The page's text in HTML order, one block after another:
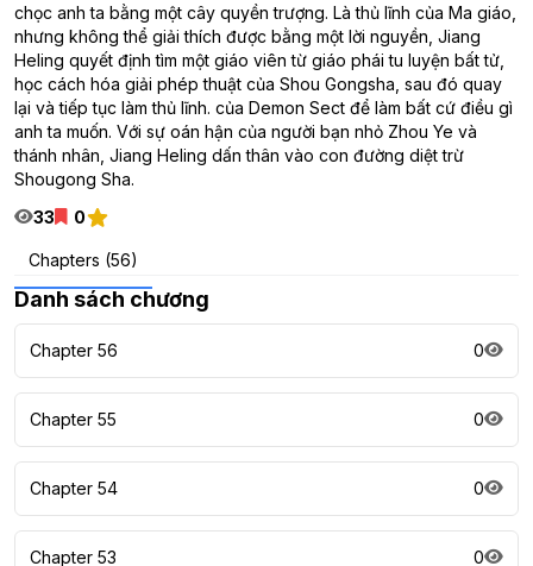
chọc anh ta bằng một cây quyền trượng. Là thủ lĩnh của Ma giáo,
nhưng không thể giải thích được bằng một lời nguyền, Jiang
Heling quyết định tìm một giáo viên từ giáo phái tu luyện bất tử,
học cách hóa giải phép thuật của Shou Gongsha, sau đó quay
lại và tiếp tục làm thủ lĩnh. của Demon Sect để làm bất cứ điều gì
anh ta muốn. Với sự oán hận của người bạn nhỏ Zhou Ye và
thánh nhân, Jiang Heling dấn thân vào con đường diệt trừ
Shougong Sha.
33
0
Chapters (56)
Danh sách chương
Chapter 56 0
Chapter 55 0
Chapter 54 0
Chapter 53 0